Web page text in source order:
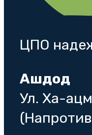
ЦПО
Ашдод
Ул. Ха-